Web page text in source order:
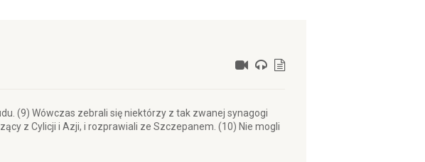
(9) Wówczas zebrali się niektórzy z tak zwanej synagogi
z Cylicji i Azji, i rozprawiali ze Szczepanem. (10) Nie mogli